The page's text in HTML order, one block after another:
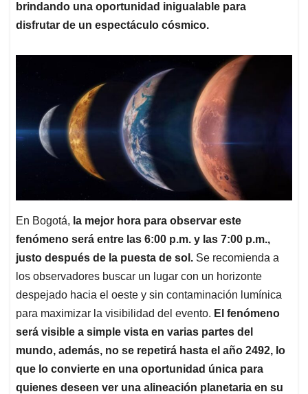
brindando una oportunidad inigualable para
disfrutar de un espectáculo cósmico.
En Bogotá, la mejor hora para observar este
fenómeno será entre las 6:00 p.m. y las 7:00 p.m.,
justo después de la puesta de sol. Se recomienda a
los observadores buscar un lugar con un horizonte
despejado hacia el oeste y sin contaminación lumínica
para maximizar la visibilidad del evento. El fenómeno
será visible a simple vista en varias partes del
mundo, además, no se repetirá hasta el año 2492, lo
que lo convierte en una oportunidad única para
quienes deseen ver una alineación planetaria en su